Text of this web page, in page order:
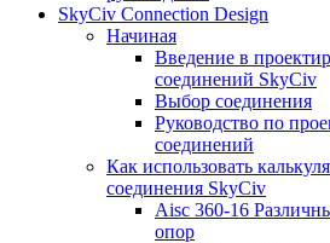
SkyCiv Connection Design
Начиная
Введение в
соединений SkyCiv
Выбор соединения
Руководство по
соединений
Как использовать
соединения SkyCiv
Aisc 360-16
опор